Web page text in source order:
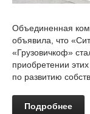
Объединенная
объявила, что
«Грузовичкоф»
приобретении
по развитию
Подробнее